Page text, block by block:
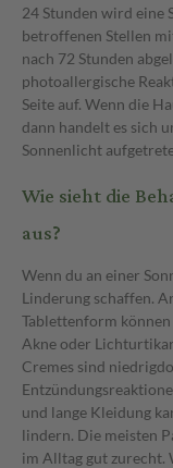
24 Stunden wird eine
betroffenen Stellen
nach 72 Stunden
photoallergische
Seite auf. Wenn die
dann handelt es sich
Sonnenlicht
Wie sieht die
aus?
Wenn du an einer
Linderung schaffen.
Tablettenform
Akne oder
Cremes sind
und lange Kleidung
lindern. Die meisten
im Alltag gut zurecht.